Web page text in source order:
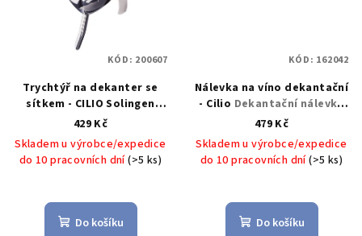
Trychtýř na dekanter se
sítkem - CILIO Solingen
Nálevka se sítkem na
dekanter - CILIO Solingen
429 Kč
Skladem u výrobce/expedice
do 10 pracovních dní(>5 ks)
Do košíku
KÓD: 200607
Nálevka na víno dekantační
- Cilio Dekantační nálevka
na lahev vína - Cilio - Cilio
479 Kč
Skladem u výrobce/expedice
do 10 pracovních dní(>5 ks)
Do košíku
KÓD: 162042